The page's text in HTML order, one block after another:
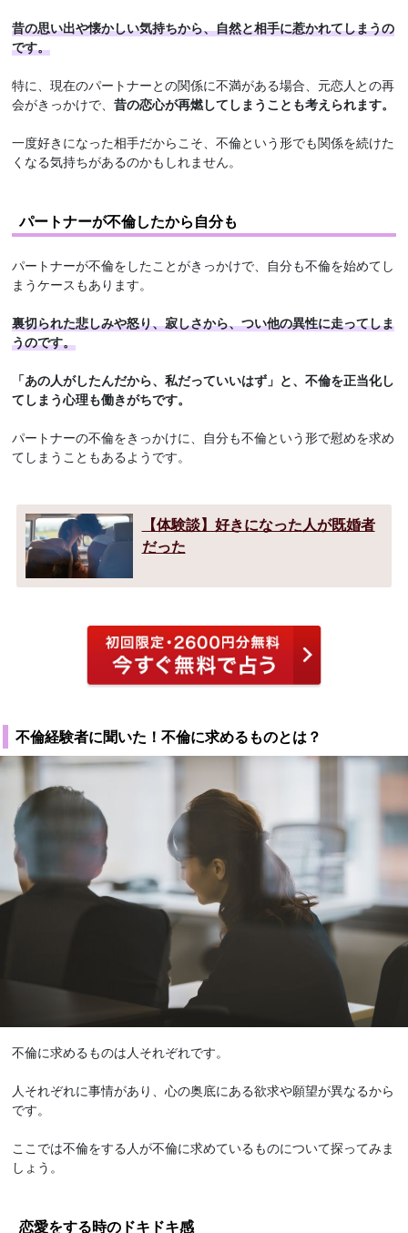
昔の思い出や懐かしい気持ちから、自然と相手に惹かれてしまうの
です。
特に、現在のパートナーとの関係に不満がある場合、元恋人との再
会がきっかけで、昔の恋心が再燃してしまうことも考えられます。
一度好きになった相手だからこそ、不倫という形でも関係を続けた
くなる気持ちがあるのかもしれません。
パートナーが不倫したから自分も
パートナーが不倫をしたことがきっかけで、自分も不倫を始めてし
まうケースもあります。
裏切られた悲しみや怒り、寂しさから、つい他の異性に走ってしま
うのです。
「あの人がしたんだから、私だっていいはず」と、不倫を正当化し
てしまう心理も働きがちです。
パートナーの不倫をきっかけに、自分も不倫という形で慰めを求め
てしまうこともあるようです。
【体験談】好きになった人が既婚者
だった
不倫経験者に聞いた！不倫に求めるものとは？
不倫に求めるものは人それぞれです。
人それぞれに事情があり、心の奥底にある欲求や願望が異なるから
です。
ここでは不倫をする人が不倫に求めているものについて探ってみま
しょう。
恋愛をする時のドキドキ感